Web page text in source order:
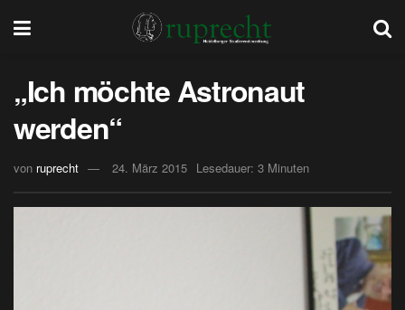
„Ich möchte Astronaut
werden“
von ruprecht 24. März 2015 Lesedauer: 3 Minuten